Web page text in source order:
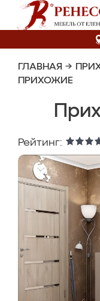
ГЛАВНАЯ →
ПРИХОЖИЕ
Рейтинг: